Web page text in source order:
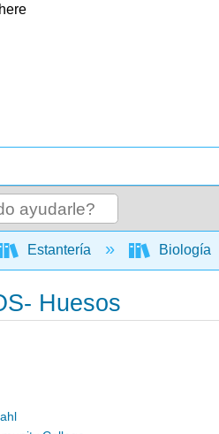
jerarquía global
Estantería Biología
Huesos